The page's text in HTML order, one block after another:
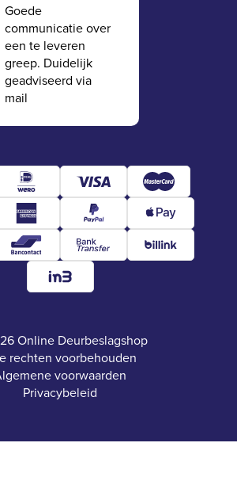
Goede
communicatie over
een te leveren
greep. Duidelijk
geadviseerd via
mail
Online Deurbeslagshop
rechten voorbehouden
voorwaarden
Privacybeleid